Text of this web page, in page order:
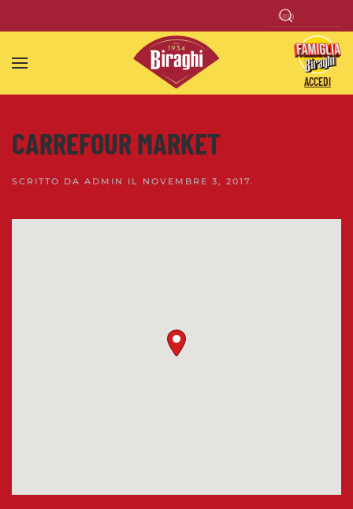
Skip to main content
ACCEDI
CARREFOUR MARKET
SCRITTO DA ADMIN IL NOVEMBRE 3, 2017.